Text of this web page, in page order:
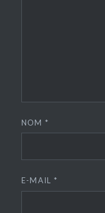
NOM*
E-MAIL *